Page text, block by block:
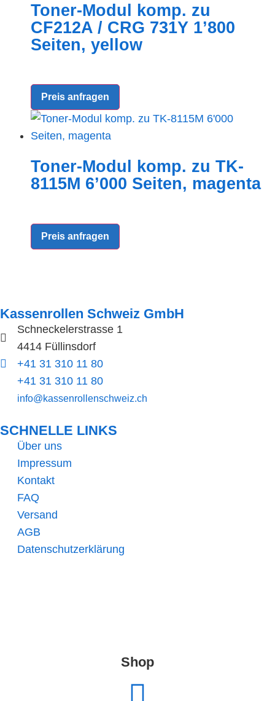
Toner-Modul komp. zu
CF212A / CRG 731Y 1’800
Seiten, yellow
Preis anfragen
Toner-Modul komp. zu TK-
8115M 6’000 Seiten, magenta
Preis anfragen
Kassenrollen Schweiz GmbH
Schneckelerstrasse 1
4414 Füllinsdorf
+41 31 310 11 80
+41 31 310 11 80
info@kassenrollenschweiz.ch
SCHNELLE LINKS​
Über uns
Impressum
Kontakt
FAQ
Versand
AGB
Datenschutzerklärung
Shop